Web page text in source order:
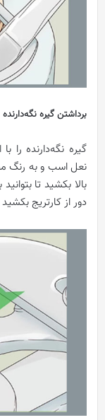
برداشتن گیره نگه‌دارنده
گیره نگه‌دارنده را
نعل اسب و به رنگ
بالا بکشید تا
دور از کارتریج